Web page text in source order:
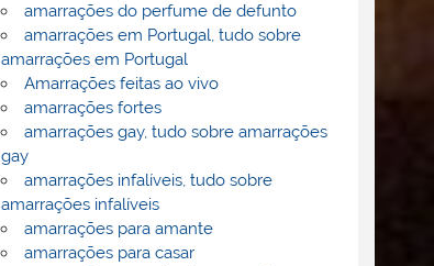
amarrações do perfume de defunto
amarrações em Portugal, tudo sobre
amarrações em Portugal
Amarrações feitas ao vivo
amarrações fortes
amarrações gay, tudo sobre amarrações
gay
amarrações infalíveis, tudo sobre
amarrações infalíveis
amarrações para amante
amarrações para casar